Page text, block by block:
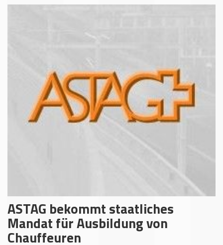
ASTAG bekommt staatliches
Mandat für Ausbildung von
Chauffeuren